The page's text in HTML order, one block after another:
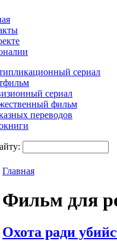
сериал
сериал
фильм
переводов
Главная
Фильм для
Охота ради